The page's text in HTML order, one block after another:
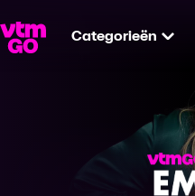
Categorieën